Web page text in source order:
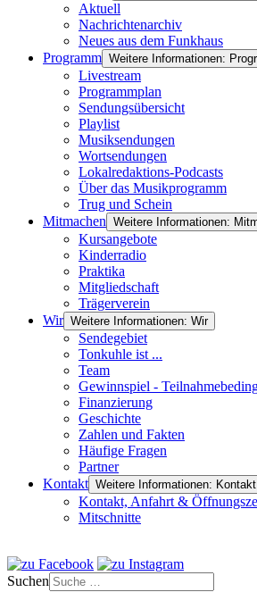
Aktuell
Nachrichtenarchiv
Neues aus dem Funkhaus
Programm Weitere Informationen:
Livestream
Programmplan
Sendungsübersicht
Playlist
Musiksendungen
Wortsendungen
Lokalredaktions-Podcasts
Über das Musikprogramm
Trug und Schein
Mitmachen Weitere Informationen:
Kursangebote
Kinderradio
Praktika
Mitgliedschaft
Trägerverein
Wir Weitere Informationen: Wir
Sendegebiet
Tonkuhle ist ...
Team
Gewinnspiel -
Finanzierung
Geschichte
Zahlen und Fakten
Häufige Fragen
Partner
Kontakt Weitere Informationen: Kontakt
Kontakt, Anfahrt &
Mitschnitte
Suchen